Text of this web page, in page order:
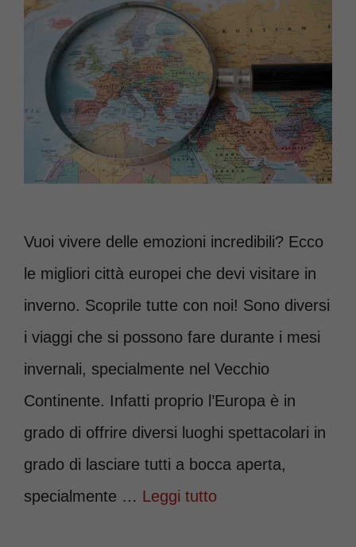
Vuoi vivere delle emozioni incredibili? Ecco
le migliori città europei che devi visitare in
inverno. Scoprile tutte con noi! Sono diversi
i viaggi che si possono fare durante i mesi
invernali, specialmente nel Vecchio
Continente. Infatti proprio l’Europa è in
grado di offrire diversi luoghi spettacolari in
grado di lasciare tutti a bocca aperta,
specialmente … Leggi tutto